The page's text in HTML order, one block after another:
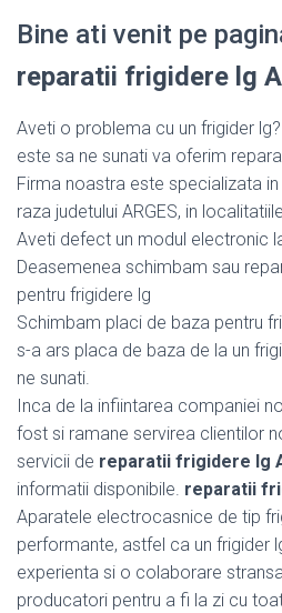
Bine ati venit pe
reparatii frigidere lg
Aveti o problema cu un frigider
este sa ne sunati va oferim
Firma noastra este specializata
raza judetului ARGES, in
Aveti defect un modul electronic
Deasemenea schimbam sau
pentru frigidere lg
Schimbam placi de baza pentru
s-a ars placa de baza de la un
ne sunati.
Inca de la infiintarea companiei
fost si ramane servirea clientilor
servicii de reparatii frigidere lg
informatii disponibile. reparatii
Aparatele electrocasnice de tip
performante, astfel ca un frigider
experienta si o colaborare
producatori pentru a fi la zi cu